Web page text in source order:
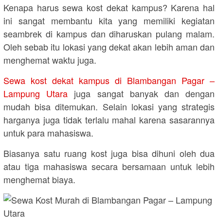
Kenapa harus sewa kost dekat kampus? Karena hal
ini sangat membantu kita yang memiliki kegiatan
seambrek di kampus dan diharuskan pulang malam.
Oleh sebab itu lokasi yang dekat akan lebih aman dan
menghemat waktu juga.
Sewa kost dekat kampus di Blambangan Pagar –
Lampung Utara juga sangat banyak dan dengan
mudah bisa ditemukan. Selain lokasi yang strategis
harganya juga tidak terlalu mahal karena sasarannya
untuk para mahasiswa.
Biasanya satu ruang kost juga bisa dihuni oleh dua
atau tiga mahasiswa secara bersamaan untuk lebih
menghemat biaya.